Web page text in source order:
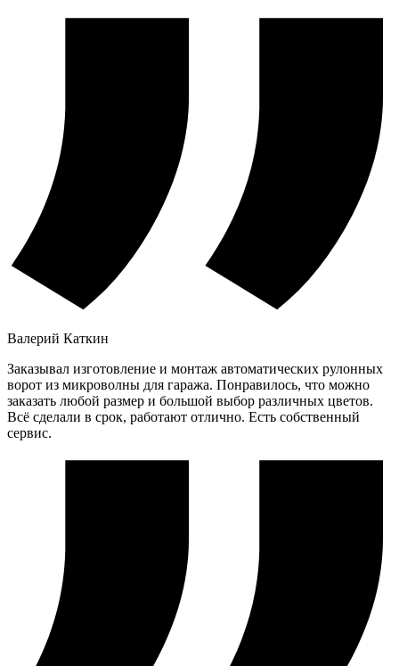
Валерий Каткин
Заказывал изготовление и монтаж автоматических рулонных
ворот из микроволны для гаража. Понравилось, что можно
заказать любой размер и большой выбор различных цветов.
Всё сделали в срок, работают отлично. Есть собственный
сервис.